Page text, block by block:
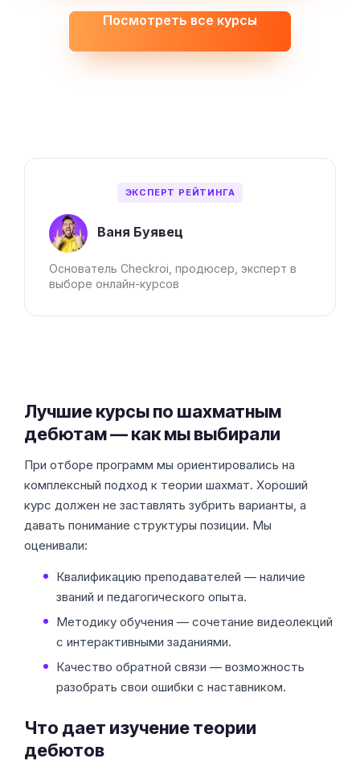
ЭКСПЕРТ РЕЙТИНГА
Ваня Буявец
Основатель Checkroi, продюсер, эксперт в
выборе онлайн-курсов
Посмотреть все курсы
Лучшие курсы по шахматным
дебютам — как мы выбирали
При отборе программ мы ориентировались на
комплексный подход к теории шахмат. Хороший
курс должен не заставлять зубрить варианты, а
давать понимание структуры позиции. Мы
оценивали:
Квалификацию преподавателей — наличие
званий и педагогического опыта.
Методику обучения — сочетание видеолекций
с интерактивными заданиями.
Качество обратной связи — возможность
разобрать свои ошибки с наставником.
Что дает изучение теории
дебютов